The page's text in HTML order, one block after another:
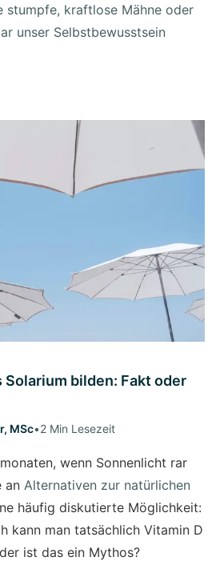
stumpfe, kraftlose Mähne oder
unser Selbstbewusstsein
Solarium bilden: Fakt oder
MSc•2 Min Lesezeit
wenn Sonnenlicht rar
an Alternativen zur natürlichen
häufig diskutierte Möglichkeit:
kann man tatsächlich Vitamin D
ist das ein Mythos?